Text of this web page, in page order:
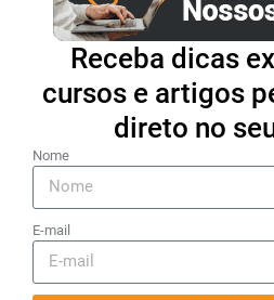
Receba dicas
cursos e artigos
direto no
Nome
E-mail